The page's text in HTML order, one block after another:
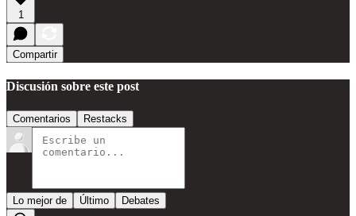
1
Compartir
Discusión sobre este post
Comentarios Restacks
Lo mejor de Último Debates